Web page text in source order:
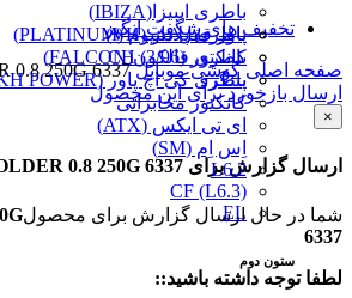
پاور قفل دار (VH)
کانکتور (3/96) CH
پینگرد
کانکتور مخابراتی
ای تی ایکس (ATX)
اِس اِم (SM)
L6.2
CF (L6.3)
EL
ستون دوم
باطری ایبیزا(IBIZA)
باطری پلاتینیوم (PLATINUM)
باطری فالکون(FALCON)
باطری کی اچ پاور (KH POWER)
تخفیف های شگفت انگیز
صفحه اصلی گوشی موبایل 0.8 250G 6337
ارسال بازخورد برای این محصول
×
ارسال گزارش برای SOLDER 0.8 250G 6337
شما در حال ارسال گزارش برای محصول
6337
لطفا توجه داشته باشید::